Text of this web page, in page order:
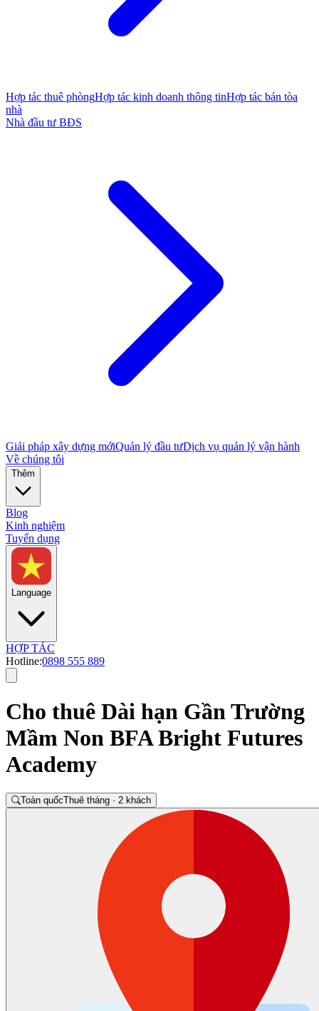
Hợp tác thuê phòngHợp tác kinh doanh thông tinHợp tác bán tòa
nhà
Nhà đầu tư BĐS
Giải pháp xây dựng mớiQuản lý đầu tưDịch vụ quản lý vận hành
Về chúng tôi
Thêm
Blog
Kinh nghiệm
Tuyển dụng
Language
HỢP TÁC
Hotline:0898 555 889
Cho thuê Dài hạn Gần Trường
Mầm Non BFA Bright Futures
Academy
Toàn quốcThuê tháng · 2 khách